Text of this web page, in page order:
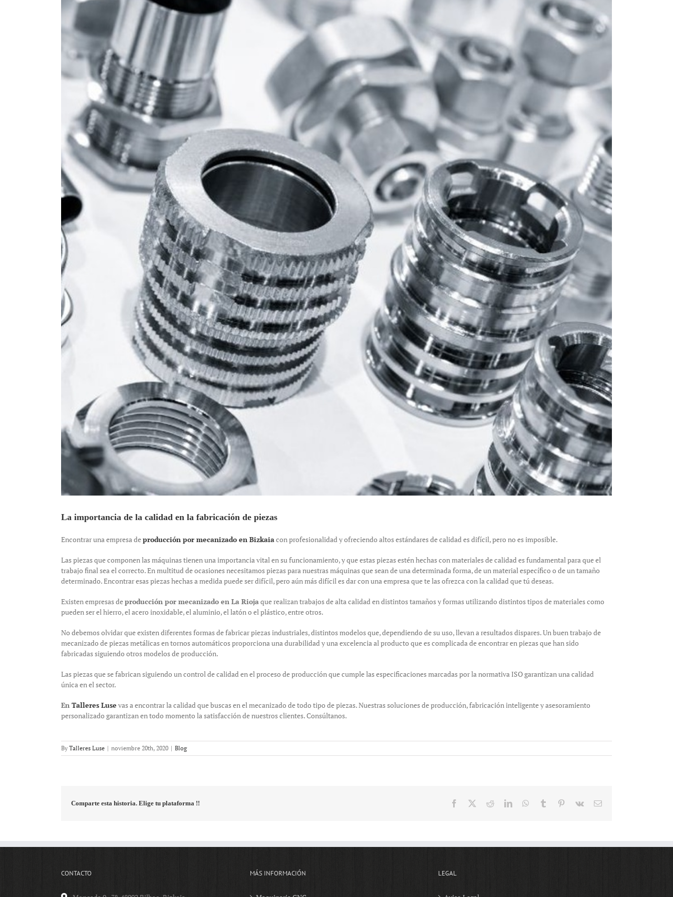
La importancia de la calidad en la fabricación de piezas
Encontrar una empresa deproducción por mecanizado en Bizkaiacon profesionalidad y ofreciendo altos estándares de calidad es difícil, pero no es imposible.
Las piezas que componen las máquinas tienen una importancia vital en su funcionamiento, y que estas piezas estén hechas con materiales de calidad es fundamental para que el
trabajo final sea el correcto. En multitud de ocasiones necesitamos piezas para nuestras máquinas que sean de una determinada forma, de un material específico o de un tamaño
determinado. Encontrar esas piezas hechas a medida puede ser difícil, pero aún más difícil es dar con una empresa que te las ofrezca con la calidad que tú deseas.
Existen empresas deproducción por mecanizado en La Riojaque realizan trabajos de alta calidad en distintos tamaños y formas utilizando distintos tipos de materiales como
pueden ser el hierro, el acero inoxidable, el aluminio, el latón o el plástico, entre otros.
No debemos olvidar que existen diferentes formas de fabricar piezas industriales, distintos modelos que, dependiendo de su uso, llevan a resultados dispares. Un buen trabajo de
mecanizado de piezas metálicas en tornos automáticos proporciona una durabilidad y una excelencia al producto que es complicada de encontrar en piezas que han sido
fabricadas siguiendo otros modelos de producción.
Las piezas que se fabrican siguiendo un control de calidad en el proceso de producción que cumple las especificaciones marcadas por la normativa ISO garantizan una calidad
única en el sector.
En Talleres Luse vas a encontrar la calidad que buscas en el mecanizado de todo tipo de piezas. Nuestras soluciones de producción, fabricación inteligente y asesoramiento
personalizado garantizan en todo momento la satisfacción de nuestros clientes. Consúltanos.
By Talleres Luse | noviembre 20th, 2020 | Blog
Comparte esta historia. Elige tu plataforma !! Facebook RedditLinkedInWhatsApp
Tumblr Pinterest
Vk Email
CONTACTO MÁS INFORMACIÓN LEGAL